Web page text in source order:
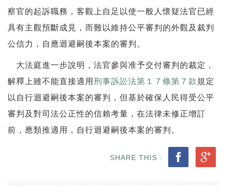
察官的起訴職務，客觀上自足以使一般人懷疑法官已經
具有主觀預斷成見，而難以維持公平審判的外觀及裁判
公信力，自應迴避嗣後本案的審判。
大法庭進一步說明，法官參與准予交付審判的裁定，
解釋上雖不能直接適用 刑事訴訟法第１７條第７款規定
以自行迴避嗣後本案的審判，但基於確保人民得受公平
審判及對司法公正性的信賴考量，在法律未修正增訂
前，應類推適用，自行迴避嗣後本案的審判。
SHARE THIS :